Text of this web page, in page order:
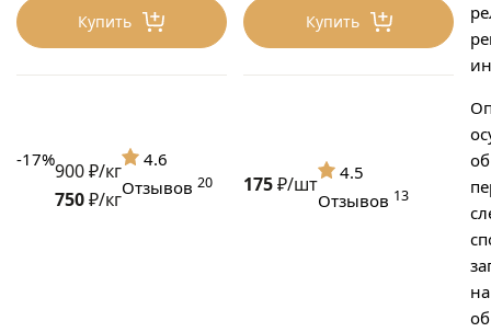
Купить
-17%900 ₽/кг
750₽/кг
4.6
Отзывов 20
Купить
175₽/шт
4.5
Отзывов 13